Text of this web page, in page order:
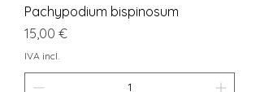
Pachypodium bispinosum
Preço
15,00 €
IVA incl.